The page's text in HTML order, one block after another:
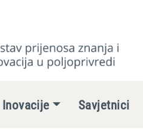
Inovacije Savjetnici